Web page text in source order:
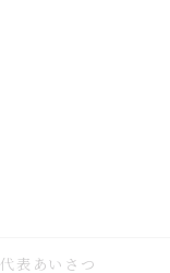
代表あいさつ